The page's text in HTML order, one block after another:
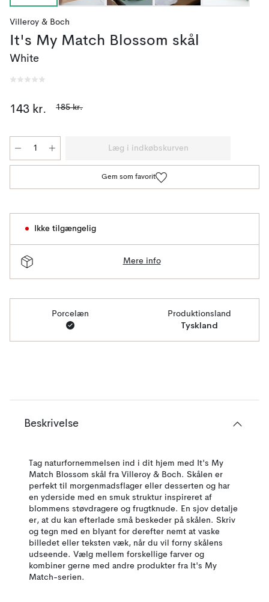
Villeroy & Boch
It's My Match Blossom skål
White
143 kr. 185 kr.
Læg i indkøbskurven
Gem som favorit
Ikke tilgængelig
Mere info
Porcelæn Produktionsland
Tyskland
Beskrivelse
Tag naturfornemmelsen ind i dit hjem med It's My
Match Blossom skål fra Villeroy & Boch. Skålen er
perfekt til morgenmadsflager eller desserten og har
en yderside med en smuk struktur inspireret af
blommens støvdragere og frugtknude. En sjov detalje
er, at du kan efterlade små beskeder på skålen. Skriv
og tegn med en blyant for derefter nemt at vaske
billedet eller teksten væk, når du vil forny skålens
udseende. Vælg mellem forskellige farver og
kombiner gerne med andre produkter fra It's My
Match-serien.